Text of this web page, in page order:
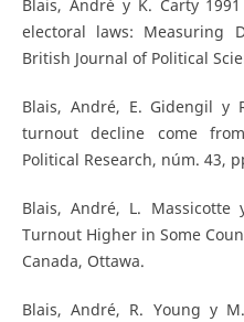
Blais, André y K. Carty
electoral laws: Measuring
British Journal of Political
Blais, André, E. Gidengil y
turnout decline come
Political Research, núm. 43,
Blais, André, L. Massicotte
Turnout Higher in Some
Canada, Ottawa.
Blais, André, R. Young y